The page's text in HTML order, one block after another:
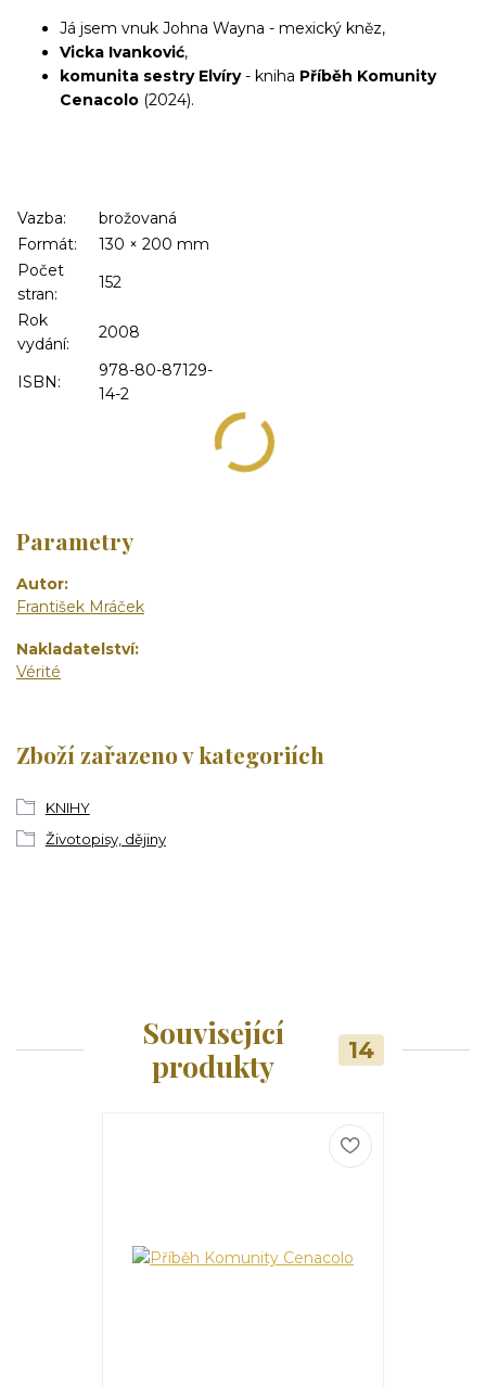
Já jsem vnuk Johna Wayna - mexický kněz,
Vicka Ivanković,
komunita sestry Elvíry- kniha Příběh Komunity
Cenacolo (2024).
Vazba:
brožovaná
Formát:
130 × 200 mm
Počet
stran:
152
Rok
vydání:
2008
ISBN:
978-80-87129-
14-2
Parametry
Autor
František Mráček
Nakladatelství
Vérité
Zboží zařazeno v kategoriích
KNIHY
Životopisy, dějiny
Související
produkty
14